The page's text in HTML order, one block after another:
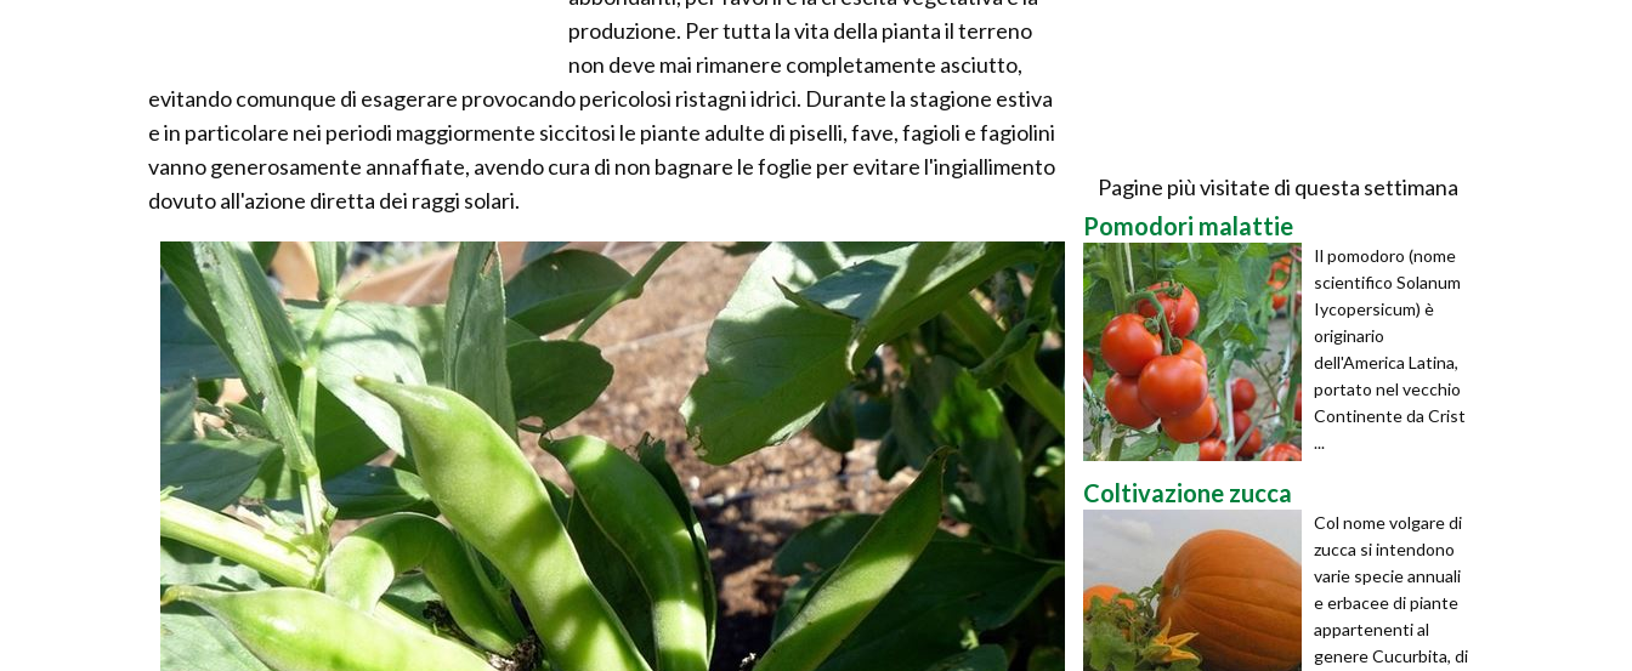
produzione. Per tutta la vita della pianta il terreno
non deve mai rimanere completamente asciutto,
evitando comunque di esagerare provocando pericolosi ristagni idrici. Durante la stagione estiva
e in particolare nei periodi maggiormente siccitosi le piante adulte di piselli, fave, fagioli e fagiolini
vanno generosamente annaffiate, avendo cura di non bagnare le foglie per evitare l'ingiallimento
dovuto all'azione diretta dei raggi solari.
Pagine più visitate di questa settimana
Pomodori malattie
Il pomodoro (nome
scientifico Solanum
Iycopersicum) è
originario
dell'America Latina,
portato nel vecchio
Continente da Crist
...
Coltivazione zucca
Col nome volgare di
zucca si intendono
varie specie annuali
e erbacee di piante
appartenenti al
genere Cucurbita, di